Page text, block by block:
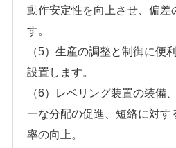
動作安定性を向上させ、偏差
す。
（5）生産の調整と制御に便
設置します。
（6）レベリング装置の装備
一な分配の促進、短絡に対す
率の向上。